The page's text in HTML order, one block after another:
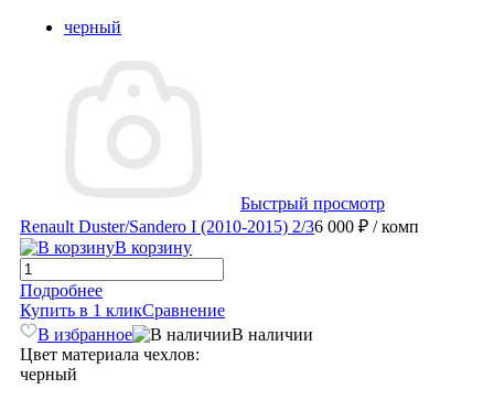
черный
Быстрый просмотр
Renault Duster/Sandero I (2010-2015) 2/36 000 ₽ / комп
В корзину
Подробнее
Купить в 1 кликСравнение
В избранное
В наличии
Цвет материала чехлов:
черный